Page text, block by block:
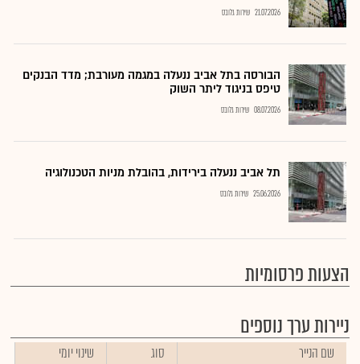
21.07.2026 שירות גלובס
הבורסה בתל אביב ננעלה במגמה מעורבת; מדד הבנקים
טיפס בניגוד ליתר השוק
08.07.2026 שירות גלובס
תל אביב ננעלה בירידות, בהובלת מניות הטכנולוגיה
25.06.2026 שירות גלובס
הצעות פרסומיות
ניירות ערך נוספים
שם הנייר סוג
שינוי יומי